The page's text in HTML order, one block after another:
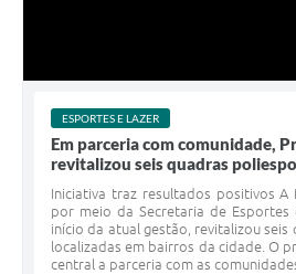
ESPORTES E LAZER
Em parceria com comunidade,
revitalizou seis quadras
Iniciativa traz resultados positivos A
por meio da Secretaria de Esportes
início da atual gestão, revitalizou seis
localizadas em bairros da cidade. O
central a parceria com as